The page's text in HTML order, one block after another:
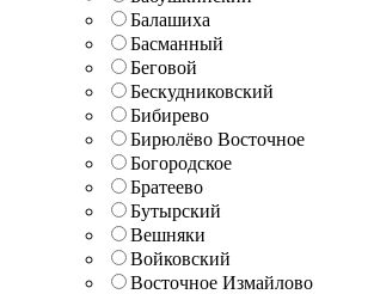
Балашиха
Басманный
Беговой
Бескудниковский
Бибирево
Бирюлёво Восточное
Богородское
Братеево
Бутырский
Вешняки
Войковский
Восточное Измайлово